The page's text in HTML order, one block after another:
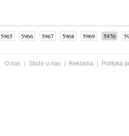
5965 5966 5967 5968 5969 5970
O nas Staże u nas Reklama
Polityka